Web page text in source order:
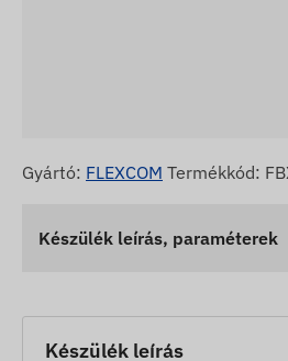
Gyártó: FLEXCOM Termékkód:
Készülék leírás, paraméterek
Készülék leírás